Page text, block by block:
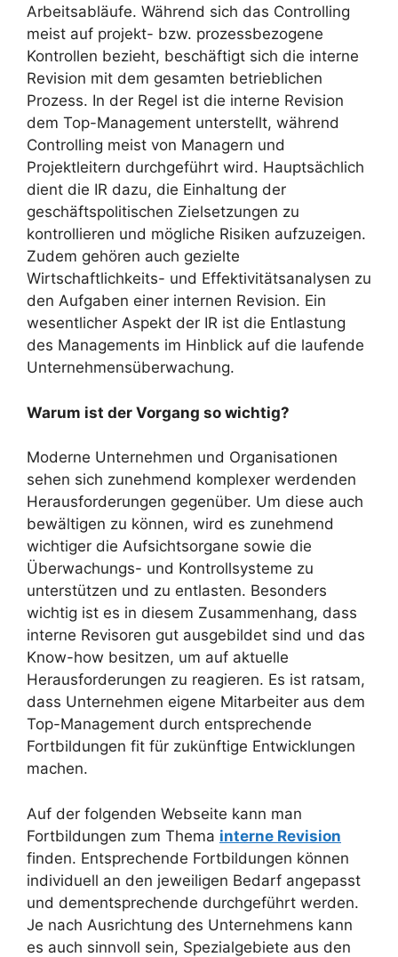
Arbeitsabläufe. Während sich das Controlling
meist auf projekt- bzw. prozessbezogene
Kontrollen bezieht, beschäftigt sich die interne
Revision mit dem gesamten betrieblichen
Prozess. In der Regel ist die interne Revision
dem Top-Management unterstellt, während
Controlling meist von Managern und
Projektleitern durchgeführt wird. Hauptsächlich
dient die IR dazu, die Einhaltung der
geschäftspolitischen Zielsetzungen zu
kontrollieren und mögliche Risiken aufzuzeigen.
Zudem gehören auch gezielte
Wirtschaftlichkeits- und Effektivitätsanalysen zu
den Aufgaben einer internen Revision. Ein
wesentlicher Aspekt der IR ist die Entlastung
des Managements im Hinblick auf die laufende
Unternehmensüberwachung.
Warum ist der Vorgang so wichtig?
Moderne Unternehmen und Organisationen
sehen sich zunehmend komplexer werdenden
Herausforderungen gegenüber. Um diese auch
bewältigen zu können, wird es zunehmend
wichtiger die Aufsichtsorgane sowie die
Überwachungs- und Kontrollsysteme zu
unterstützen und zu entlasten. Besonders
wichtig ist es in diesem Zusammenhang, dass
interne Revisoren gut ausgebildet sind und das
Know-how besitzen, um auf aktuelle
Herausforderungen zu reagieren. Es ist ratsam,
dass Unternehmen eigene Mitarbeiter aus dem
Top-Management durch entsprechende
Fortbildungen fit für zukünftige Entwicklungen
machen.
Auf der folgenden Webseite kann man
Fortbildungen zum Thema interne Revision
finden. Entsprechende Fortbildungen können
individuell an den jeweiligen Bedarf angepasst
und dementsprechende durchgeführt werden.
Je nach Ausrichtung des Unternehmens kann
es auch sinnvoll sein, Spezialgebiete aus den